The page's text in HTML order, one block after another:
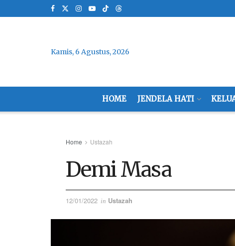
Kamis, 6 Agustus, 2026
HOME JENDELA HATI
Home Ustazah
Demi Masa
12/01/2022 in Ustazah